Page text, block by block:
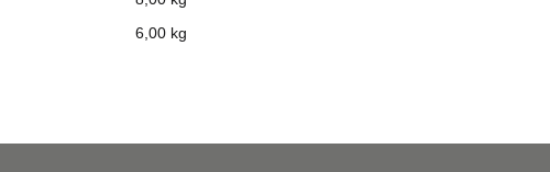
6,00 kg